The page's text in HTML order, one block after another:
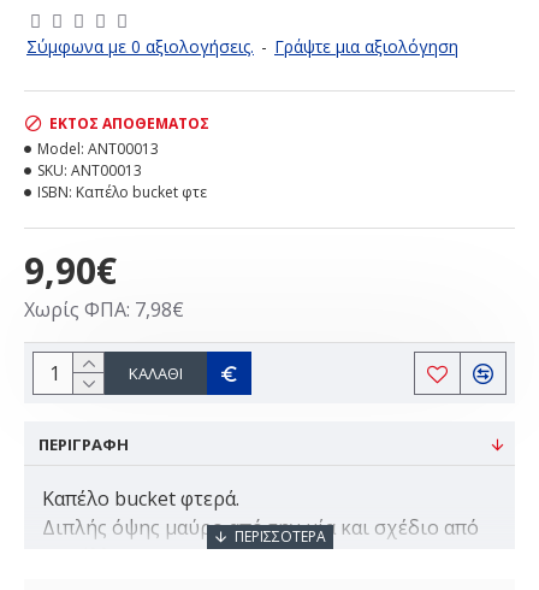
Σύμφωνα με 0 αξιολογήσεις. - Γράψτε μια αξιολόγηση
9,90€
Χωρίς ΦΠΑ: 7,98€
ΕΚΤΌΣ ΑΠΟΘΈΜΑΤΟΣ
Model: ANT00013
SKU: ANT00013
ISBN: Καπέλο bucket φτε
ΚΑΛΆΘΙ
ΠΕΡΙΓΡΑΦΗ
Καπέλο bucket φτερά.
Διπλής όψης μαύρο από την μία και σχέδιο από